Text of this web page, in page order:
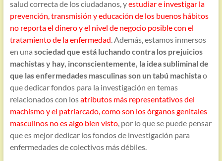
salud correcta de los ciudadanos, yestudiar e investigar la
prevención, transmisión y educación de los buenos hábitos
no reporta el dinero y el nivel de negocio posible con el
tratamiento de la enfermedad. Además, estamos inmersos
en una sociedad que está luchando contra los prejuicios
machistas y hay, inconscientemente, la idea subliminal de
que las enfermedades masculinas son un tabú machistao
que dedicar fondos para la investigación en temas
relacionados con losatributos más representativos del
machismo y el patriarcado, como son los órganos genitales
masculinos no es algo bien visto, por lo que se puede pensar
que es mejor dedicar los fondos de investigación para
enfermedades de colectivos más débiles.